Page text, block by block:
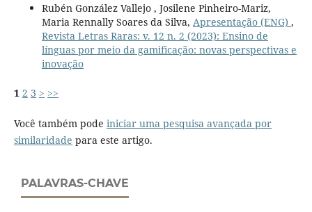
Rubén González Vallejo , Josilene Pinheiro-Mariz,
Maria Rennally Soares da Silva, Apresentação (ENG) ,
Revista Letras Raras: v. 12 n. 2 (2023): Ensino de
línguas por meio da gamificação: novas perspectivas e
inovação
1 2 3 > >>
Você também pode iniciar uma pesquisa avançada por
similaridade para este artigo.
PALAVRAS-CHAVE